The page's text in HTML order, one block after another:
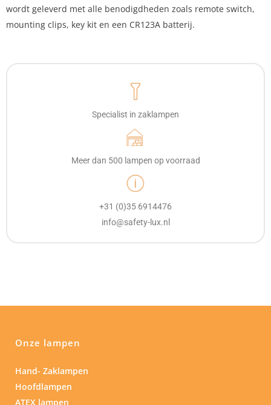
wordt geleverd met alle benodigdheden zoals remote switch,
mounting clips, key kit en een CR123A batterij.
Specialist in zaklampen
Meer dan 500 lampen op voorraad
+31 (0)35 6914476
info@safety-lux.nl
Onze lampen
Hand- Zaklampen
Hoofdlampen
ATEX lampen